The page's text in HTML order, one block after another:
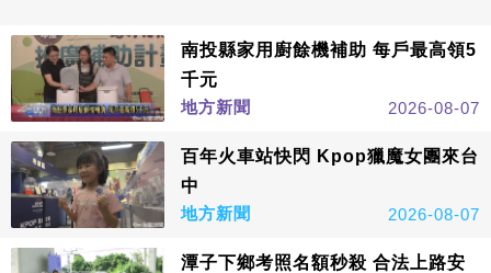
南投縣家用廚餘機補助 每戶最高領5
千元
地方新聞
2026-08-07
百年火車站快閃 Kpop獵魔女團來台
中
地方新聞
2026-08-07
潭子下鄉考照名額秒殺 合法上路安